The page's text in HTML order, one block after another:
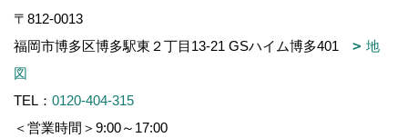
〒812-0013
福岡市博多区博多駅東２丁目13-21 GSハイム博多401
地
図
TEL： 0120-404-315
＜営業時間＞9:00～17:00